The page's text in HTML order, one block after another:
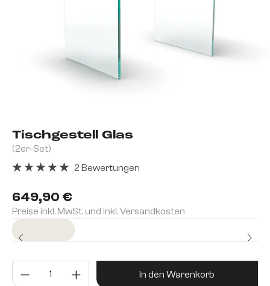
Tischgestell Glas
(2er-Set)
649,90 €
Preise inkl. MwSt. und inkl. Versandkosten
2 Bewertungen
Produkt Anzahl: Gib den
In den Warenkorb